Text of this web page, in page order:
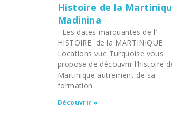
Histoire de la
Madinina
Les dates marquantes de l’
HISTOIRE de la MARTINIQUE
Locations vue Turquoise vous
propose de découvrir l’histoire
Martinique autrement de sa
formation
Découvrir »